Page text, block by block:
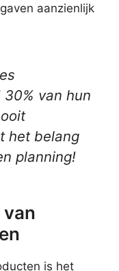
aanzienlijk
van hun
het belang
planning!
van
is het